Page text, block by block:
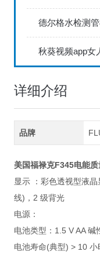
详细介绍
品牌
美国福禄克F345电能
显示 ：彩色透视型液
线)，2 级背光
电源：
电池类型：1.5 V AA
电池寿命(典型) > 10